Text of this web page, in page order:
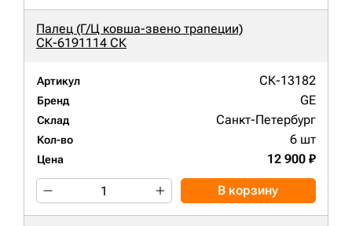
Палец (Г/Ц ковша-звено трапеции)
СК-6191114 СК
Артикул СК-13182
Бренд GE
Склад Санкт-Петербург
Кол-во 6 шт
Цена 12 900 ₽
В корзину